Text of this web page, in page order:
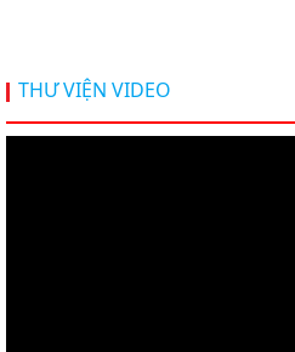
THƯ VIỆN VIDEO